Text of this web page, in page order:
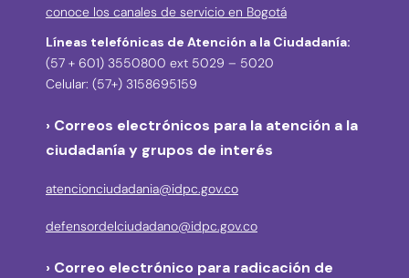
conoce los canales de servicio en Bogotá
Líneas telefónicas de Atención a la Ciudadanía:
(57 + 601) 3550800 ext 5029 – 5020
Celular: (57+) 3158695159
› Correos electrónicos para la atención a la
ciudadanía y grupos de interés
atencionciudadania@idpc.gov.co
defensordelciudadano@idpc.gov.co
› Correo electrónico para radicación de